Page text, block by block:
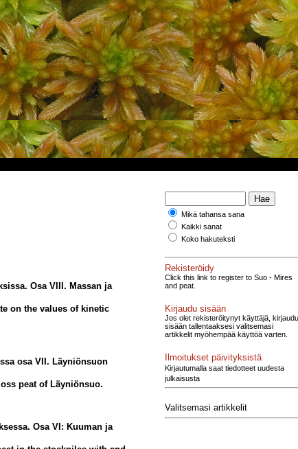
Osa VIII. Massan ja
on the values of kinetic
osa VII. Läyniönsuon
peat of Läyniönsuo.
Osa VI: Kuuman ja
Mikä tahansa sana
Kaikki sanat
Koko hakuteksti
Rekisteröidy
Click this link to register to Suo - Mires
and peat.
Kirjaudu sisään
Jos olet rekisteröitynyt käyttäjä, kirjaudu
sisään tallentaaksesi valitsemasi
artikkelit myöhempää käyttöä varten.
Ilmoitukset päivityksistä
Kirjautumalla saat tiedotteet uudesta
julkaisusta
Valitsemasi artikkelit